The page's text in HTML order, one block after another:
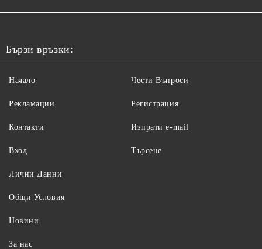
Бързи връзки:
Начало
Рекламации
Контакти
Вход
Чести Въпроси
Регистрация
Изпрати e-mail
Търсене
Лични Данни
Общи Условия
Новини
За нас